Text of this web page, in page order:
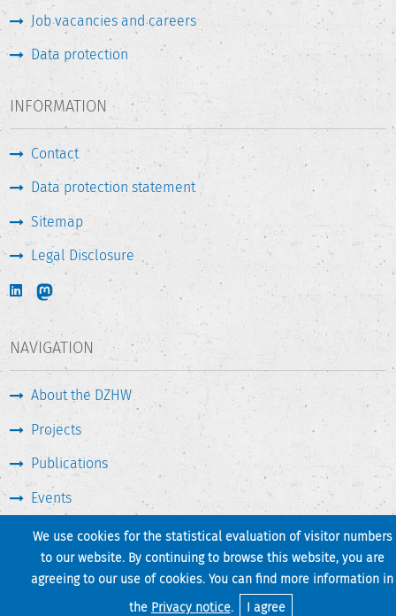
We use cookies for the statistical evaluation of visitor numbers
to our website. By continuing to browse this website, you are
agreeing to our use of cookies. You can find more information in
the Privacy notice. I agree
Job vacancies and careers
Data protection
INFORMATION
Contact
Data protection statement
Sitemap
Legal Disclosure
NAVIGATION
About the DZHW
Projects
Publications
Events
Press & Service
Back to top